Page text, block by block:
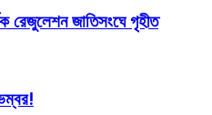
রেজুলেশন জাতিসংঘে গৃহীত